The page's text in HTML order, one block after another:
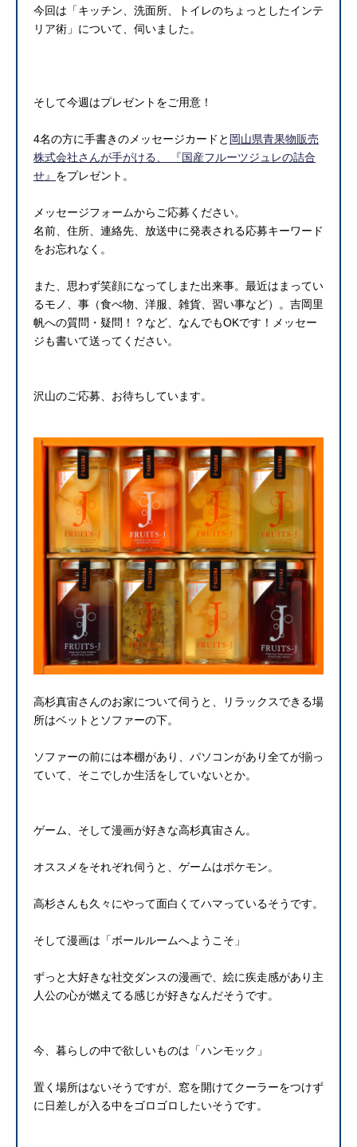
今回は「キッチン、洗面所、トイレのちょっとしたインテ
リア術」について、伺いました。
そして今週はプレゼントをご用意！
4名の方に手書きのメッセージカードと 岡山県青果物販売
株式会社さんが手がける、 『国産フルーツジュレの詰合
せ』 をプレゼント。
メッセージフォームからご応募ください。
名前、住所、連絡先、放送中に発表される応募キーワード
をお忘れなく。
また、思わず笑顔になってしまた出来事。最近はまってい
るモノ、事（食べ物、洋服、雑貨、習い事など）。吉岡里
帆への質問・疑問！？など、なんでもOKです！メッセー
ジも書いて送ってください。
沢山のご応募、お待ちしています。
高杉真宙さんのお家について伺うと、リラックスできる場
所はベットとソファーの下。
ソファーの前には本棚があり、パソコンがあり全てが揃っ
ていて、そこでしか生活をしていないとか。
ゲーム、そして漫画が好きな高杉真宙さん。
オススメをそれぞれ伺うと、ゲームはポケモン。
高杉さんも久々にやって面白くてハマっているそうです。
そして漫画は「ボールルームへようこそ」
ずっと大好きな社交ダンスの漫画で、絵に疾走感があり主
人公の心が燃えてる感じが好きなんだそうです。
今、暮らしの中で欲しいものは「ハンモック」
置く場所はないそうですが、窓を開けてクーラーをつけず
に日差しが入る中をゴロゴロしたいそうです。